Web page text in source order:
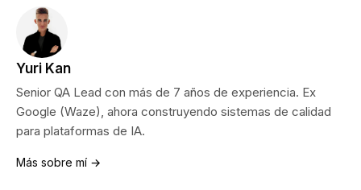
Yuri Kan
Senior QA Lead con más de 7 años de experiencia. Ex
Google (Waze), ahora construyendo sistemas de calidad
para plataformas de IA.
Más sobre mí →